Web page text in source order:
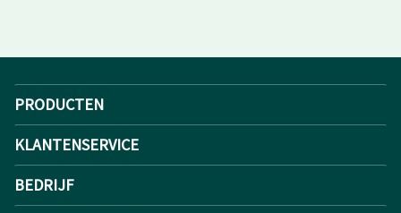
PRODUCTEN
KLANTENSERVICE
BEDRIJF